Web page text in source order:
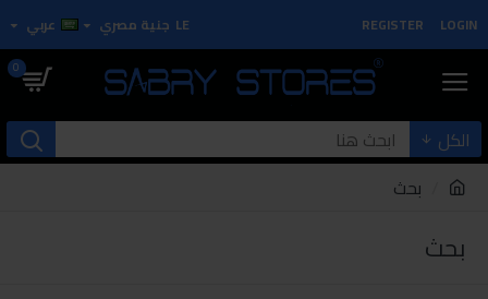
LOGIN
REGISTER
LE جنية مصري عربي
0
الكل
بحث
بحث